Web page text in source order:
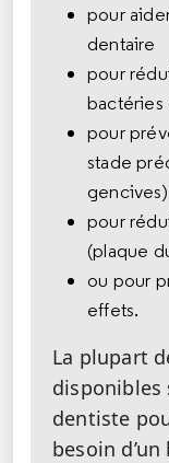
pour
dentaire
pour
bactéries
pour
stade
gencives)
pour
(plaque
ou pour
effets.
La plupart
disponibles
dentiste
besoin